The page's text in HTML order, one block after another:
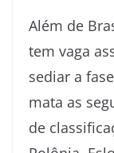
Além de
tem vaga
sediar a
mata as
de